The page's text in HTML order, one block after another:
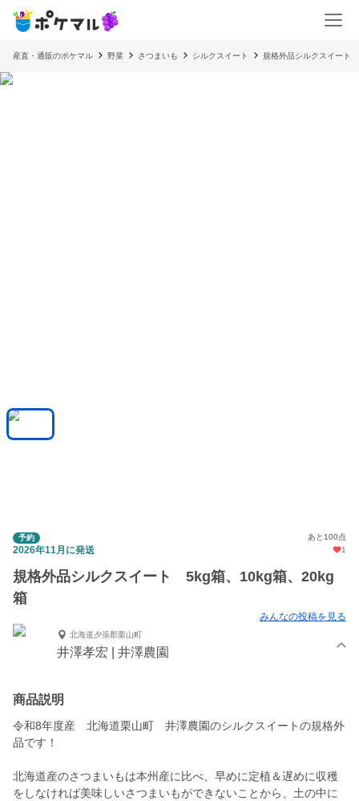
産直・通販のポケマル 野菜 さつまいも シルクスイート 規格外品シルクスイート
予約 あと100点
2026年11月に発送 1
規格外品シルクスイート 5kg箱、10kg箱、20kg
箱
みんなの投稿を見る
北海道夕張郡栗山町
井澤孝宏 | 井澤農園
商品説明
令和8年度産 北海道栗山町 井澤農園のシルクスイートの規格外
品です！
北海道産のさつまいもは本州産に比べ、早めに定植＆遅めに収穫
をしなければ美味しいさつまいもができないことから、土の中に